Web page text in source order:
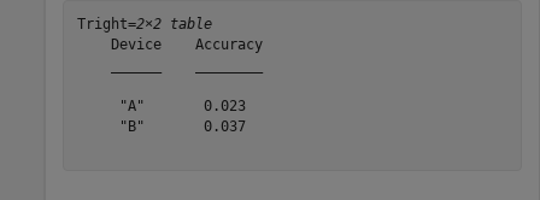
Tright=2×2 table
    Device    Accuracy
     "A"       0.023
     "B"       0.037